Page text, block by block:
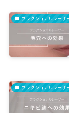
フラクショナルレーザ
フラクショナルレーザ